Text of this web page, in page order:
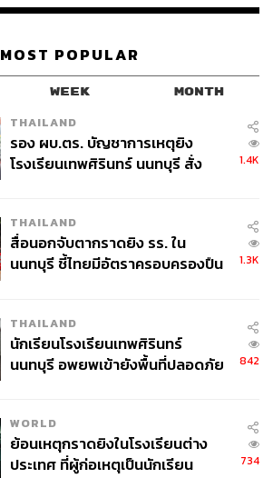
MOST POPULAR
WEEK MONTH
THAILAND
รอง ผบ.ตร. บัญชาการเหตุยิง
โรงเรียนเทพศิรินทร์ นนทบุรี สั่ง
1.4K
THAILAND
สื่อนอกจับตากราดยิง รร. ใน
นนทบุรี ชี้ไทยมีอัตราครอบครองปืน
1.3K
THAILAND
นักเรียนโรงเรียนเทพศิรินทร์
นนทบุรี อพยพเข้ายังพื้นที่ปลอดภัย
842
WORLD
ย้อนเหตุกราดยิงในโรงเรียนต่าง
ประเทศ ที่ผู้ก่อเหตุเป็นนักเรียน
734